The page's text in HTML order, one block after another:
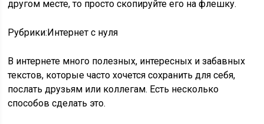
другом месте, то просто скопируйте его на флешку.
Рубрики: Интернет с нуля
В интернете много полезных, интересных и забавных
текстов, которые часто хочется сохранить для себя,
послать друзьям или коллегам. Есть несколько
способов сделать это.